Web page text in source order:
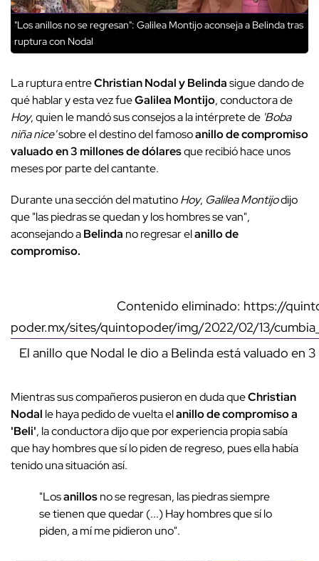
"Los anillos no se regresan": Galilea Montijo aconseja a Belinda tras
ruptura con Nodal
La ruptura entreChristian Nodal y Belindasigue dando de
qué hablar y esta vez fueGalilea Montijo, conductora de
Hoy, quien le mandó sus consejos a la intérprete de 'Boba
niña nice'sobre el destino del famosoanillo de compromiso
valuado en 3 millones de dólaresque recibió hace unos
meses por parte del cantante.
Durante una sección del matutinoHoy, Galilea Montijodijo
que "las piedras se quedan y los hombres se van",
aconsejando aBelinda no regresar elanillo de
compromiso.
Contenido eliminado: https://
poder.mx/sites/quintopoder/img/2022/02/13/
El anillo que Nodal le dio a Belinda está valuado en
Mientras sus compañeros pusieron en duda queChristian
Nodal le haya pedido de vuelta elanillo de compromiso a
'Beli', la conductora dijo que por experiencia propia sabía
que hay hombres que sí lo piden de regreso, pues ella había
tenido una situación así.
"Losanillosno se regresan, las piedras siempre
se tienen que quedar (...) Hay hombres que sí lo
piden, a mí me pidieron uno".